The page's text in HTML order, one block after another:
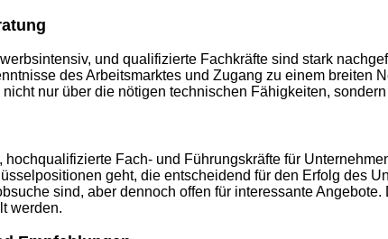
und qualifizierte Fachkräfte sind stark
des Arbeitsmarktes und Zugang zu einem
nur über die nötigen technischen Fähigkeiten,
Fach- und Führungskräfte für
geht, die entscheidend für den Erfolg des
sind, aber dennoch offen für interessante
werden.